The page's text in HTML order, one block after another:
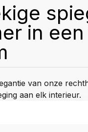
in
van onze
aan elk interieur.